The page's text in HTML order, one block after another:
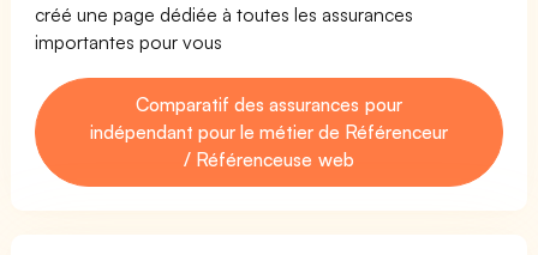
créé une page dédiée à toutes les assurances
importantes pour vous
Comparatif des assurances pour
indépendant pour le métier de Référenceur
/ Référenceuse web